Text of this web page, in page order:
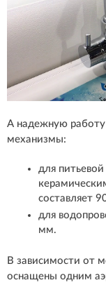
А надежную работу
механизмы:
для
составляет
для
мм.
В зависимости от
оснащены одним